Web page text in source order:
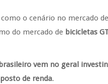
o cenário no mercado
do mercado de bicicletas
vem no geral
de renda.